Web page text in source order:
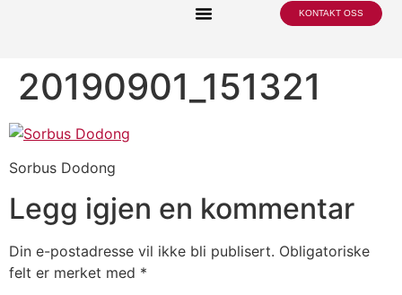
KONTAKT OSS
20190901_151321
Sorbus Dodong
Legg igjen en kommentar
Din e-postadresse vil ikke bli publisert. Obligatoriske
felt er merket med *